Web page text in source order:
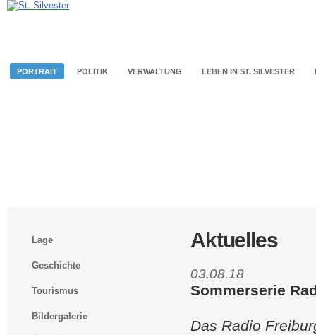
PORTRAIT POLITIK VERWALTUNG LEBEN IN ST. SILVESTER
Lage
Geschichte
Tourismus
Bildergalerie
Aktuelles
03.08.18
Sommerserie
Das Radio